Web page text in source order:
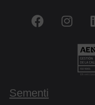
Sementi